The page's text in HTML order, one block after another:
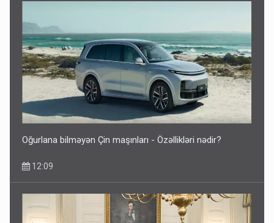
Oğurlana bilməyən Çin maşınları - Özəllikləri nədir?
12:09